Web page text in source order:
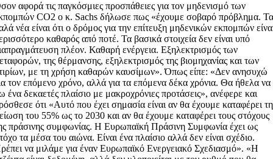
αφορά τις παγκόσμιες προσπάθειες για τον μηδενισμό των
CO2 ο κ. Sachs δήλωσε πως «έχουμε σοβαρό πρόβλημα.
νέα είναι ότι ο δρόμος για την επίτευξη μηδενικών εκπομπών
καθαρός από ποτέ. Τα βασικά στοιχεία δεν είναι υπό
πλέον. Καθαρή ενέργεια. Εξηλεκτρισμός των
της θέρμανσης, εξηλεκτρισμός της βιομηχανίας και των
με τη χρήση καθαρών καυσίμων». Όπως είπε: «Δεν ανησυχώ
τον επόμενο χρόνο, αλλά για τα επόμενα δέκα χρόνια. Θα ήθελα να
ένα δεκαετές πλαίσιο με μακροχρόνιες προτάσεις», ανέφερε και
ότι «Αυτό που έχει σημασία είναι αν θα έχουμε καταφέρει τη
του 55% ως το 2030 και αν θα έχουμε καταφέρει τους στόχους
πράσινης συμφωνίας. Η Ευρωπαϊκή Πράσινη Συμφωνία έχει ως
τα μέσα του αιώνα. Είναι ένα πλαίσιο αλλά δεν είναι σχέδιο.
να μιλάμε για έναν Ευρωπαϊκό Ενεργειακό Σχεδιασμό». «Η